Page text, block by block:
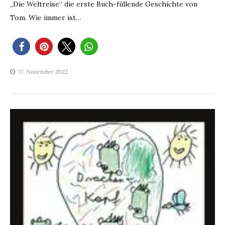
„Die Weltreise“ die erste Buch-füllende Geschichte von
Tom. Wie immer ist…
17. November 2022